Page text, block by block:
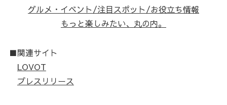
グルメ・イベント/注目スポット/お役立ち情報
もっと楽しみたい、丸の内。
■関連サイト
LOVOT
プレスリリース